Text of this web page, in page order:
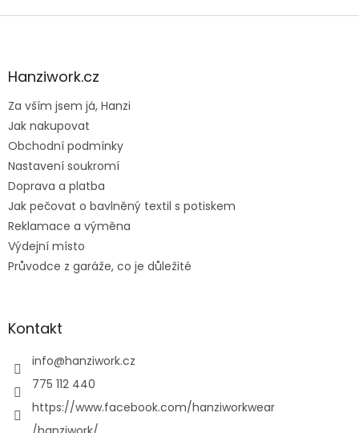
Z
aHanziwork.cz
Za vším jsem já, Hanzi
Jak nakupovat
Obchodní podmínky
Nastavení soukromí
Doprava a platba
Jak pečovat o bavlněný textil s potiskem
Reklamace a výměna
Výdejní místo
Průvodce z garáže, co je důležité
Kontakt
info@hanziwork.cz
775 112 440
https://www.facebook.com/hanziworkwear